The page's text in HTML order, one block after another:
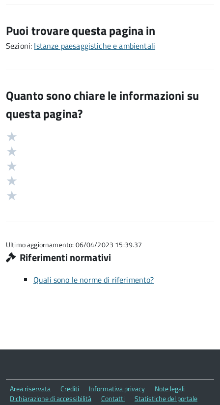
Puoi trovare questa pagina in
Sezioni: Istanze paesaggistiche e ambientali
Quanto sono chiare le informazioni su
questa pagina?
Valutazione
5
Ultimo aggiornamento: 06/04/2023 15:39.37
Riferimenti normativi
Quali sono le norme di riferimento?
Area riservata Crediti Informativa privacy
Note legali
Dichiarazione di accessibilità
Contatti
Statistiche del portale